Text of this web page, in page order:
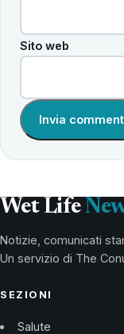
Sito web
Wet Life
Notizie, comunicati
Un servizio di The
SEZIONI
Salute